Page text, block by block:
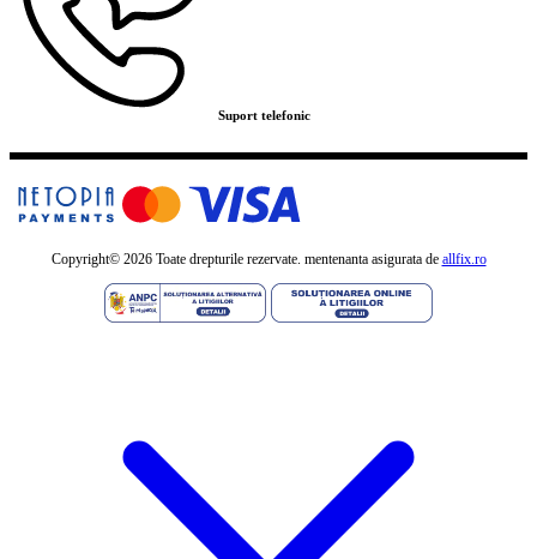
Suport telefonic
Copyright© 2026 Toate drepturile rezervate. mentenanta asigurata de allfix.ro